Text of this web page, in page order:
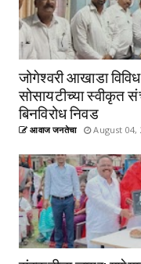
जोगेश्वरी आखाडा
सोसायटीच्या स्वीकृत
बिनविरोध निवड
आवाज जनतेचा August 04,